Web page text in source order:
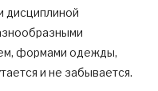
дисциплиной
формами одежды,
и не забывается.